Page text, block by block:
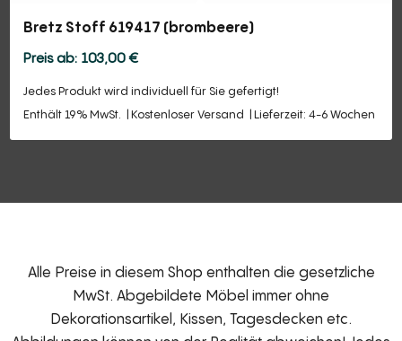
Bretz Stoff 619417 (brombeere)
103,00€
Jedes Produkt wird individuell für Sie gefertigt!
Enthält 19% MwSt.
Kostenloser Versand Lieferzeit: 4-6 Wochen
Alle Preise in diesem Shop enthalten die gesetzliche
MwSt. Abgebildete Möbel immer ohne
Dekorationsartikel, Kissen, Tagesdecken etc.